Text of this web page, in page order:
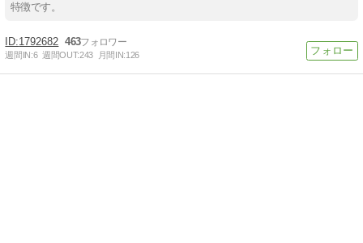
特徴です。
1792682 463
週間IN:6 週間OUT:243 月間IN:126